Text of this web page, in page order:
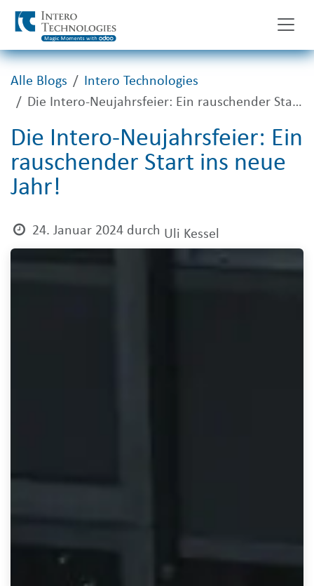
Zum Inhalt springen
Alle Blogs
Intero Technologies
Die Intero-Neujahrsfeier: Ein rauschender Start ins neue Jahr!
Die Intero-Neujahrsfeier: Ein
rauschender Start ins neue
Jahr!
24. Januar 2024 durch Uli Kessel